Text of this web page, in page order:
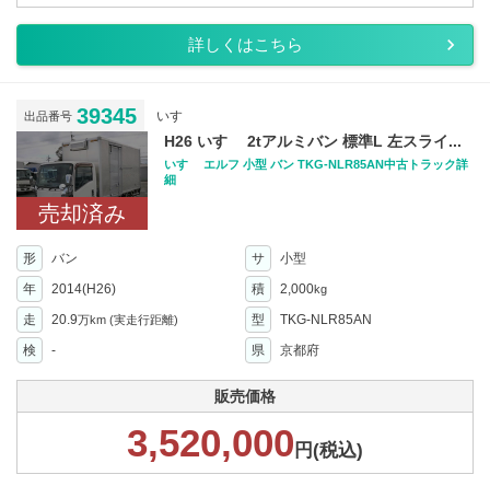
詳しくはこちら
出品番号 39345 いすゞ
売却済み
H26 いすゞ 2tアルミバン 標準L 左スライ...
いすゞ エルフ 小型 バン TKG-NLR85AN中古トラック詳
細
形 バン サ
小型
年
2014(H26) 積 2,000kg
走 20.9万km (実走行距離) 型
TKG-NLR85AN
検
- 県 京都府
販売価格
3,520,000 円(税込)